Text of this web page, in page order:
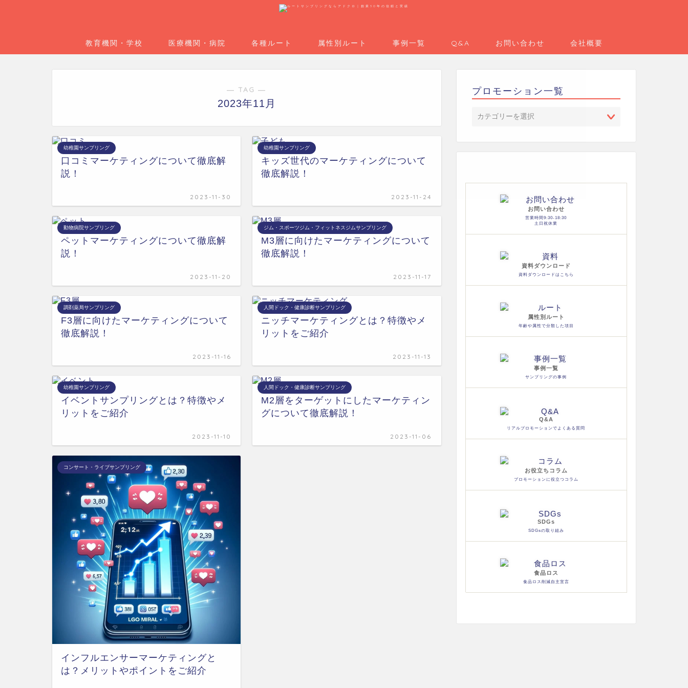
教育機関・学校 医療機関・病院 各種ルート 属性別ルート 事例一覧 Q&A お問い合わせ 会社概要
― TAG ―
2023年11月
幼稚園サンプリング
口コミマーケティングについて徹底解
説！
2023-11-30
幼稚園サンプリング
キッズ世代のマーケティングについて
徹底解説！
2023-11-24
動物病院サンプリング
ペットマーケティングについて徹底解
説！
2023-11-20
ジム・スポーツジム・フィットネスジムサンプリング
M3層に向けたマーケティングについて
徹底解説！
2023-11-17
調剤薬局サンプリング
F3層に向けたマーケティングについて
徹底解説！
2023-11-16
人間ドック・健康診断サンプリング
ニッチマーケティングとは？特徴やメ
リットをご紹介
2023-11-13
幼稚園サンプリング
イベントサンプリングとは？特徴やメ
リットをご紹介
2023-11-10
人間ドック・健康診断サンプリング
M2層をターゲットにしたマーケティン
グについて徹底解説！
2023-11-06
コンサート・ライブサンプリング
インフルエンサーマーケティングと
は？メリットやポイントをご紹介
プロモーション一覧
お問い合わせ
営業時間9:30-18:30
土日祝休業
資料ダウンロード
資料ダウンロードはこちら
属性別ルート
年齢や属性で分類した項目
事例一覧
サンプリングの事例
Q&A
リアルプロモーションでよくある質問
お役立ちコラム
プロモーションに役立つコラム
SDGs
SDGsの取り組み
食品ロス
食品ロス削減自主宣言